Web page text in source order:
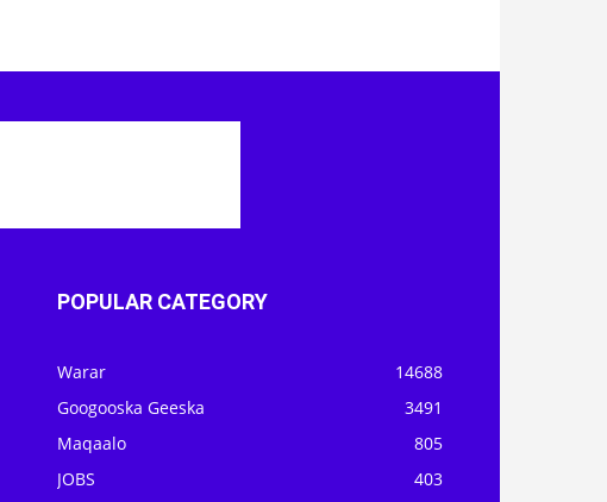
POPULAR CATEGORY
Warar
14688
Googooska Geeska
3491
Maqaalo
805
JOBS
403